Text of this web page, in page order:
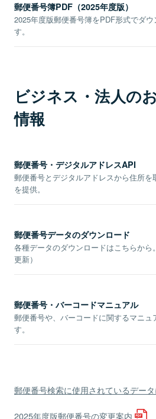
郵便番号簿PDF（2025年度版）
2025年度版郵便番号簿をPDF形式でダウ
す。
ビジネス・法人の
情報
郵便番号・デジタルアドレスAPI
郵便番号とデジタルアドレスから住所を
を提供。
郵便番号データのダウンロード
各種データのダウンロードはこちらから
更新）
郵便番号・バーコードマニュアル
郵便番号や、バーコードに関するマニュ
す。
郵便番号検索に使用されているデー
2025年度版郵便番号の変更案内